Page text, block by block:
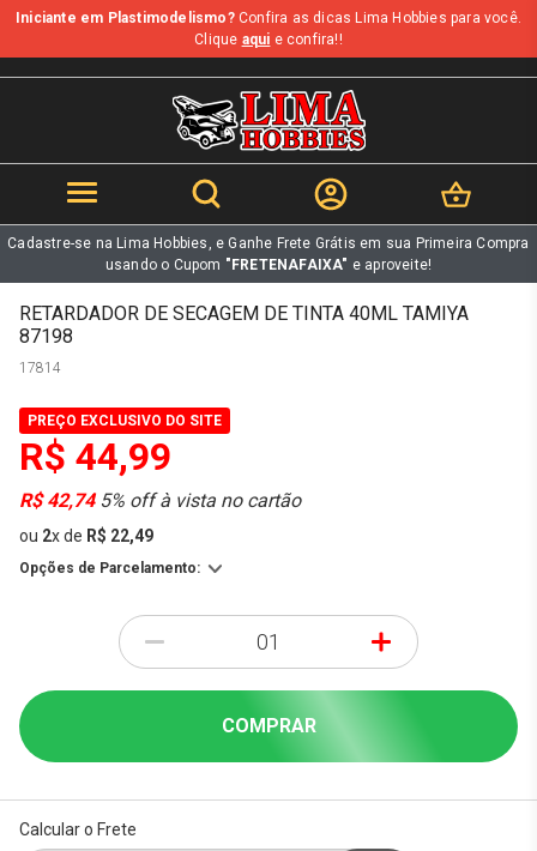
b
Iniciante em Plastimodelismo?Confira as dicas Lima Hobbies para você.
Clique aqui e confira!!
Cadastre-se na Lima Hobbies, e Ganhe Frete Grátis em sua Primeira Compra
usando o Cupom "FRETENAFAIXA" e aproveite!
RETARDADOR DE SECAGEM DE TINTA 40ML TAMIYA
87198
17814
PREÇO EXCLUSIVO DO SITE
R$ 44,99
R$ 42,745% off à vista no cartão
ou 2xde R$ 22,49
Opções de Parcelamento:
- +
COMPRAR
Calcular o Frete